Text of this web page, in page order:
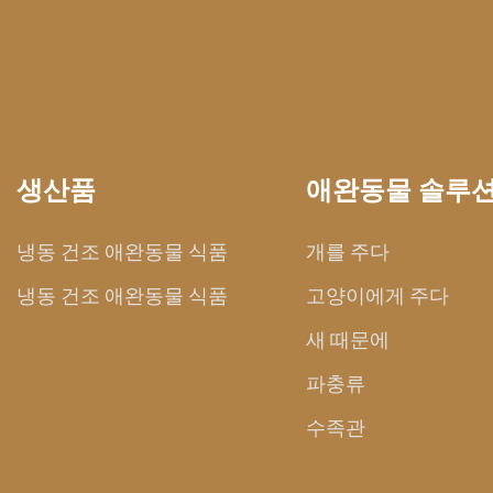
생산품
냉동 건조 애완동물 식품
냉동 건조 애완동물 식품
애완동물 솔루
개를 주다
고양이에게 주다
새 때문에
파충류
수족관